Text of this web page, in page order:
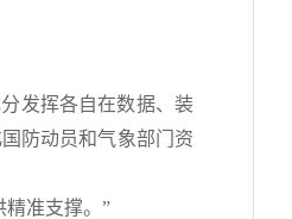
发挥各自在数据、装
防动员和气象部门资
精准支撑。”